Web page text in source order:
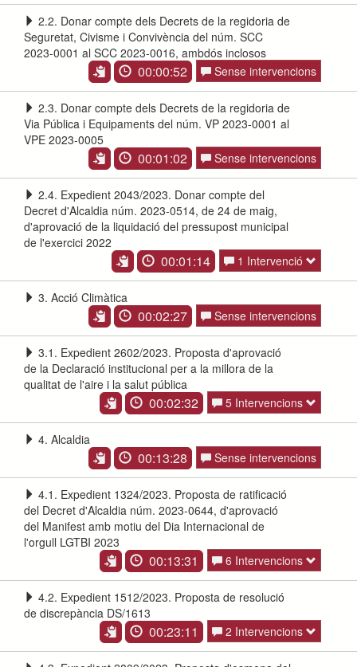
2.2. Donar compte dels Decrets de la regidoria de
Seguretat, Civisme i Convivència del núm. SCC
2023-0001 al SCC 2023-0016, ambdós inclosos
00:00:52 Sense intervencions
2.3. Donar compte dels Decrets de la regidoria de
Via Pública i Equipaments del núm. VP 2023-0001 al
VPE 2023-0005
00:01:02 Sense intervencions
2.4. Expedient 2043/2023. Donar compte del
Decret d'Alcaldia núm. 2023-0514, de 24 de maig,
d'aprovació de la liquidació del pressupost municipal
de l'exercici 2022
00:01:14 1 Intervenció
3. Acció Climàtica
00:02:27 Sense intervencions
3.1. Expedient 2602/2023. Proposta d'aprovació
de la Declaració institucional per a la millora de la
qualitat de l'aire i la salut pública
00:02:32 5 Intervencions
4. Alcaldia
00:13:28 Sense intervencions
4.1. Expedient 1324/2023. Proposta de ratificació
del Decret d'Alcaldia núm. 2023-0644, d'aprovació
del Manifest amb motiu del Dia Internacional de
l'orgull LGTBI 2023
00:13:31 6 Intervencions
4.2. Expedient 1512/2023. Proposta de resolució
de discrepància DS/1613
00:23:11 2 Intervencions